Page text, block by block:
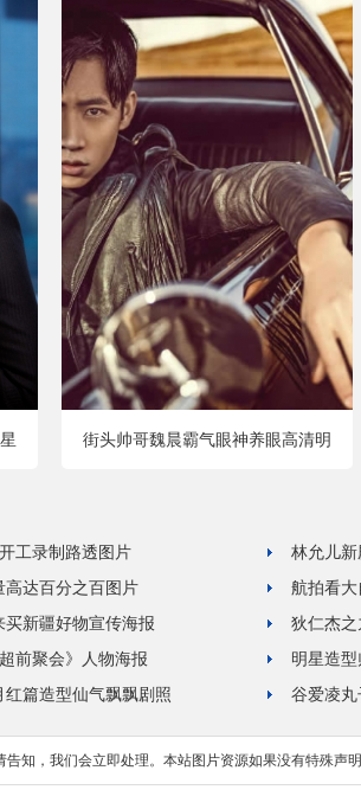
街头帅哥魏晨霸气眼神养眼高清明
工录制路透图片
林允儿
高达百分之百图片
航拍看
新疆好物宣传海报
狄仁杰
前聚会》人物海报
明星造
篇造型仙气飘飘剧照 谷爱凌
知，我们会立即处理。本站图片资源如果没有特殊声明